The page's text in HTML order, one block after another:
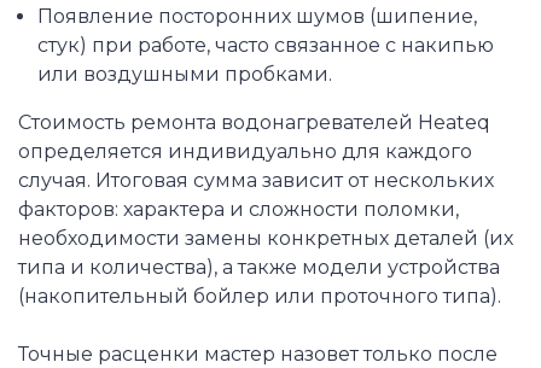
Появление посторонних шумов (шипение,
стук) при работе, часто связанное с накипью
или воздушными пробками.
Стоимость ремонта водонагревателей Heateq
определяется индивидуально для каждого
случая. Итоговая сумма зависит от нескольких
факторов: характера и сложности поломки,
необходимости замены конкретных деталей (их
типа и количества), а также модели устройства
(накопительный бойлер или проточного типа).
Точные расценки мастер назовет только после